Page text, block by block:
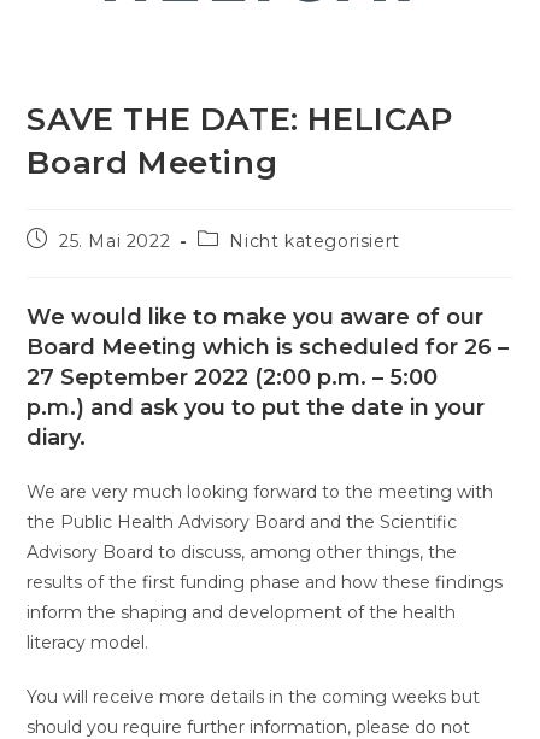
SAVE THE DATE: HELICAP
Board Meeting
Beitrag25. Mai 2022
Beitrags-
Nicht kategorisiert
We would like to make you aware of our
Board Meeting which is scheduled for 26 –
27 September 2022 (2:00 p.m. – 5:00
p.m.) and ask you to put the date in your
diary.
We are very much looking forward to the meeting with
the Public Health Advisory Board and the Scientific
Advisory Board to discuss, among other things, the
results of the first funding phase and how these findings
inform the shaping and development of the health
literacy model.
You will receive more details in the coming weeks but
should you require further information, please do not